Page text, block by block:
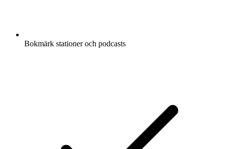
Bokmärk stationer och podcasts